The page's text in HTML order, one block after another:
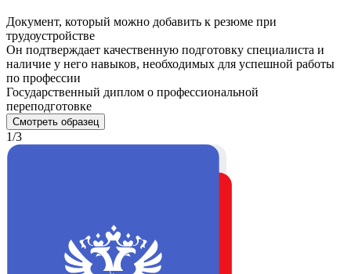
Документ, который можно добавить к резюме при
трудоустройстве
Он подтверждает качественную подготовку специалиста и
наличие у него навыков, необходимых для успешной работы
по профессии
Государственный диплом о профессиональной
переподготовке
Смотреть образец
1/3